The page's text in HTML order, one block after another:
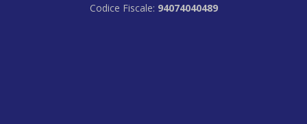
Codice Fiscale: 94074040489